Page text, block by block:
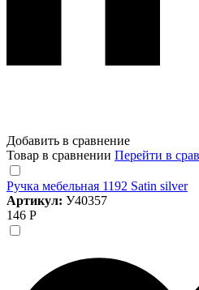
Добавить в сравнение
Товар в сравнении Перейти в
Ручка мебельная 1192 Satin silver
Артикул: У40357
146 Р